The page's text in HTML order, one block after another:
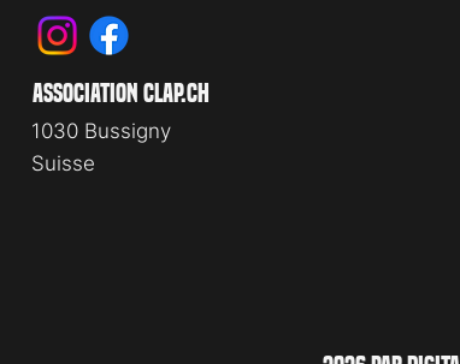
association clap.ch
1030 Bussigny
Suisse